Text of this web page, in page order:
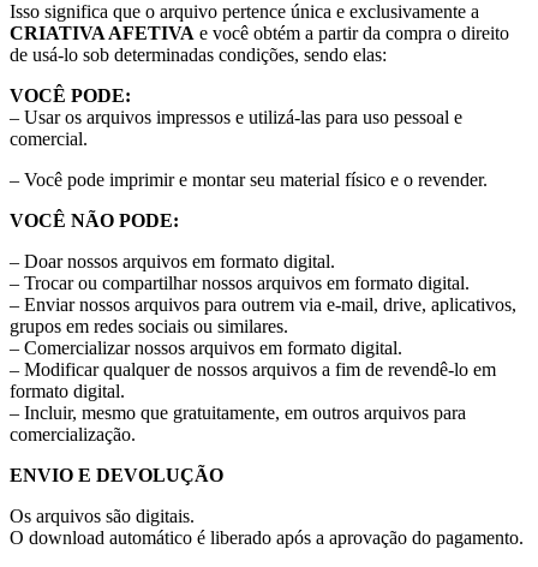
Isso significa que o arquivo pertence única e exclusivamente a
CRIATIVA AFETIVA e você obtém a partir da compra o direito
de usá-lo sob determinadas condições, sendo elas:
VOCÊ PODE:
– Usar os arquivos impressos e utilizá-las para uso pessoal e
comercial.
– Você pode imprimir e montar seu material físico e o revender.
VOCÊ NÃO PODE:
– Doar nossos arquivos em formato digital.
– Trocar ou compartilhar nossos arquivos em formato digital.
– Enviar nossos arquivos para outrem via e-mail, drive, aplicativos,
grupos em redes sociais ou similares.
– Comercializar nossos arquivos em formato digital.
– Modificar qualquer de nossos arquivos a fim de revendê-lo em
formato digital.
– Incluir, mesmo que gratuitamente, em outros arquivos para
comercialização.
ENVIO E DEVOLUÇÃO
Os arquivos são digitais.
O download automático é liberado após a aprovação do pagamento.